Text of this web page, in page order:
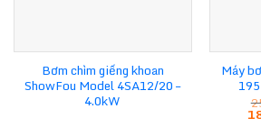
Bơm chìm giếng khoan
ShowFou Model 4SA12/20 –
4.0kW
Máy